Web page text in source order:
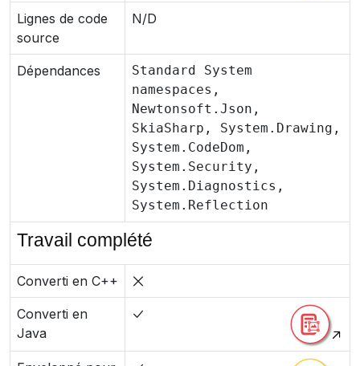
Lignes de code
source
N/D
Dépendances
Standard System
namespaces,
Newtonsoft.Json,
SkiaSharp, System.Drawing,
System.CodeDom,
System.Security,
System.Diagnostics,
System.Reflection
Travail complété
Converti en C++
Converti en
Java